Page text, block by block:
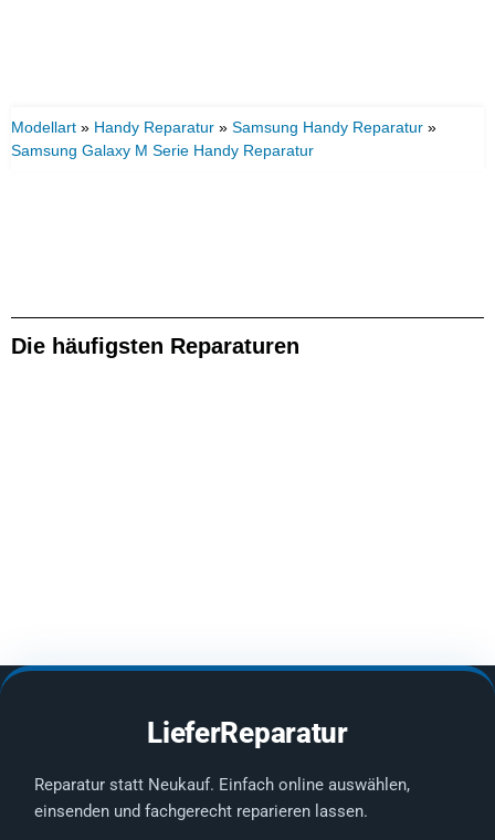
Modellart » Handy Reparatur » Samsung Handy Reparatur »
Samsung Galaxy M Serie Handy Reparatur
Die häufigsten Reparaturen
LieferReparatur
Reparatur statt Neukauf. Einfach online auswählen,
einsenden und fachgerecht reparieren lassen.